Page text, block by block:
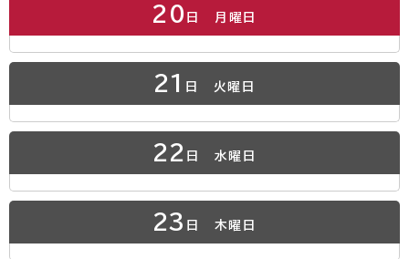
20 日 月曜日
21 日 火曜日
22 日 水曜日
23 日 木曜日